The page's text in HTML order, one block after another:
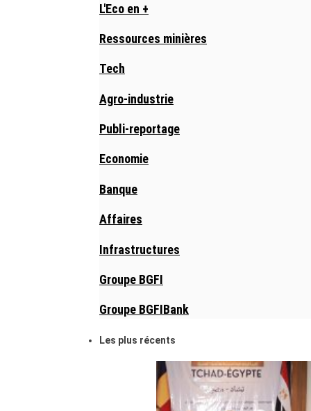
L'Eco en +
Ressources minières
Tech
Agro-industrie
Publi-reportage
Economie
Banque
Affaires
Infrastructures
Groupe BGFI
Groupe BGFIBank
Les plus récents